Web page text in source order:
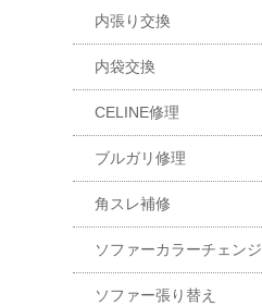
内張り交換
内袋交換
CELINE修理
ブルガリ修理
角スレ補修
ソファーカラーチェンジ
ソファー張り替え